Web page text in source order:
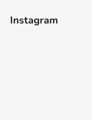
Instagram